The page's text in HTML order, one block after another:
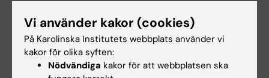
och inspiratör.
– Din kraft, ditt engagemang och ditt
kunnande vad gäller att kommunicera med
Vi använder kakor (cookies)
På Karolinska Institutets webbplats använder vi
kakor för olika syften:
Nödvändiga kakor för att webbplatsen ska